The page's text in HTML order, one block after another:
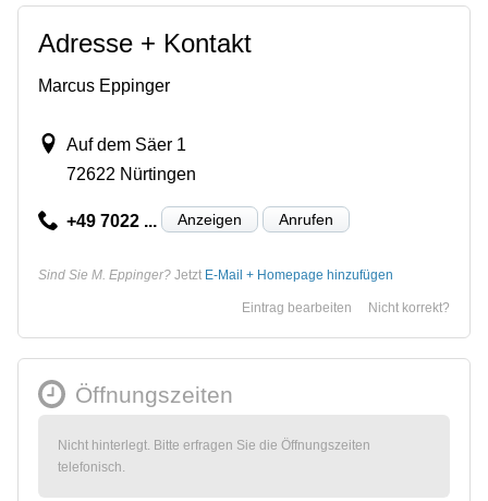
Adresse + Kontakt
Marcus Eppinger
Auf dem Säer 1
72622 Nürtingen
+49 7022 ... Anzeigen Anrufen
Sind Sie M. Eppinger? Jetzt E-Mail + Homepage hinzufügen
Nicht korrekt?
Eintrag bearbeiten
Öffnungszeiten
Nicht hinterlegt. Bitte erfragen Sie die Öffnungszeiten
telefonisch.